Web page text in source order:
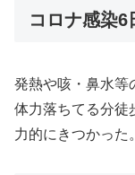
コロナ感染6
発熱や咳・鼻水等
体力落ちてる分徒
力的にきつかった